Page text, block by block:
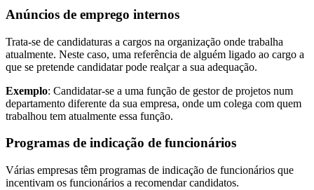
Anúncios de emprego internos
Trata-se de candidaturas a cargos na organização onde trabalha
atualmente. Neste caso, uma referência de alguém ligado ao cargo a
que se pretende candidatar pode realçar a sua adequação.
Exemplo: Candidatar-se a uma função de gestor de projetos num
departamento diferente da sua empresa, onde um colega com quem
trabalhou tem atualmente essa função.
Programas de indicação de funcionários
Várias empresas têm programas de indicação de funcionários que
incentivam os funcionários a recomendar candidatos.